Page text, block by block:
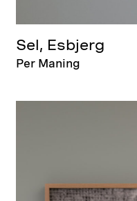
Sel, Esbjerg
Per Maning